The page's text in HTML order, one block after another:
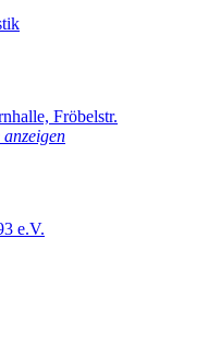
Fröbelstr.
e.V.